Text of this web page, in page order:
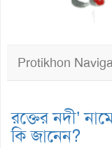
Protikhon
রক্তের নদী’
কি জানেন?